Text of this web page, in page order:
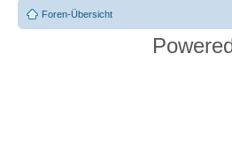
Foren-Übersicht